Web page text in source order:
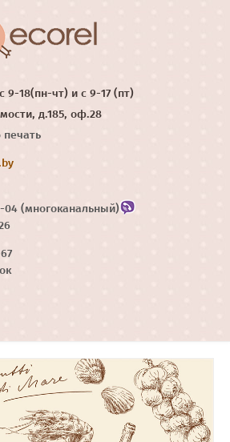
9-18(пн-чт) и с 9-17 (пт)
д.185, оф.28
печать
04 (многоканальный)